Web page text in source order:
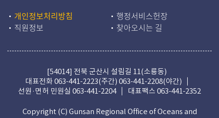
개인정보처리방침
행정서비스헌장
직원정보
찾아오시는 길
[54014] 전북 군산시 설림길 11(소룡동)
대표전화063-441-2223(주간) 063-441-2208(야간)
선원·면허 민원실 063-441-2204 대표팩스 063-441-2352
Copyright (C) Gunsan Regional Office of Oceans and